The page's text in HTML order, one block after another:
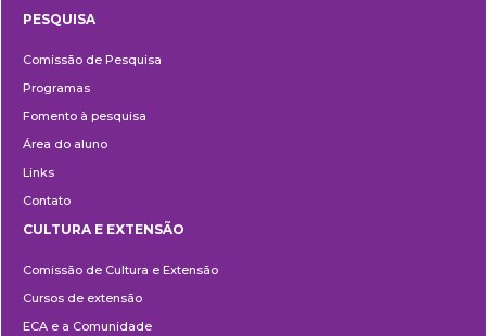
PESQUISA
Comissão de Pesquisa
Programas
Fomento à pesquisa
Área do aluno
Links
Contato
e
Extensão
CULTURA E EXTENSÃO
Comissão de Cultura e Extensão
Cursos de extensão
ECA e a Comunidade